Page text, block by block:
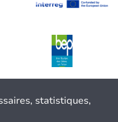
statistiques,